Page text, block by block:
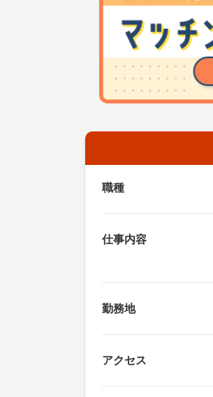
職種
仕事内容
勤務地
アクセス